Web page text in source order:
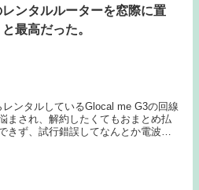
レンタルルーターを窓際に置
と最高だった。
まされ、解約したくてもおまとめ払
きず、試行錯誤してなんとか電波が